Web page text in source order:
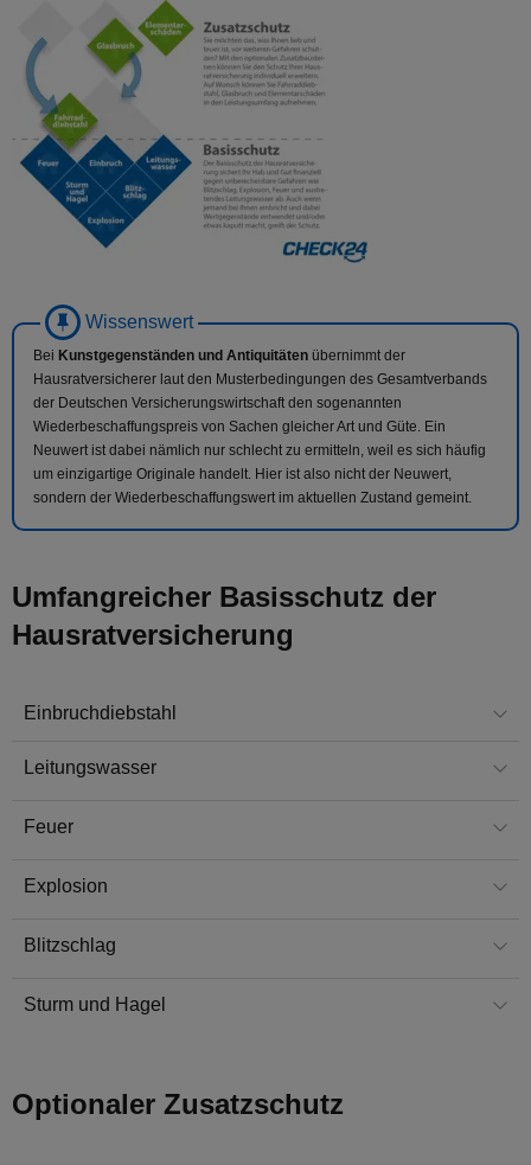
Bei Kunstgegenständen und Antiquitäten übernimmt der
Hausratversicherer laut den Musterbedingungen des Gesamtverbands
der Deutschen Versicherungswirtschaft den sogenannten
Wiederbeschaffungspreis von Sachen gleicher Art und Güte. Ein
Neuwert ist dabei nämlich nur schlecht zu ermitteln, weil es sich häufig
um einzigartige Originale handelt. Hier ist also nicht der Neuwert,
sondern der Wiederbeschaffungswert im aktuellen Zustand gemeint.
Umfangreicher Basisschutz der
Hausratversicherung
Einbruchdiebstahl
Leitungswasser
Feuer
Explosion
Blitzschlag
Sturm und Hagel
Optionaler Zusatzschutz